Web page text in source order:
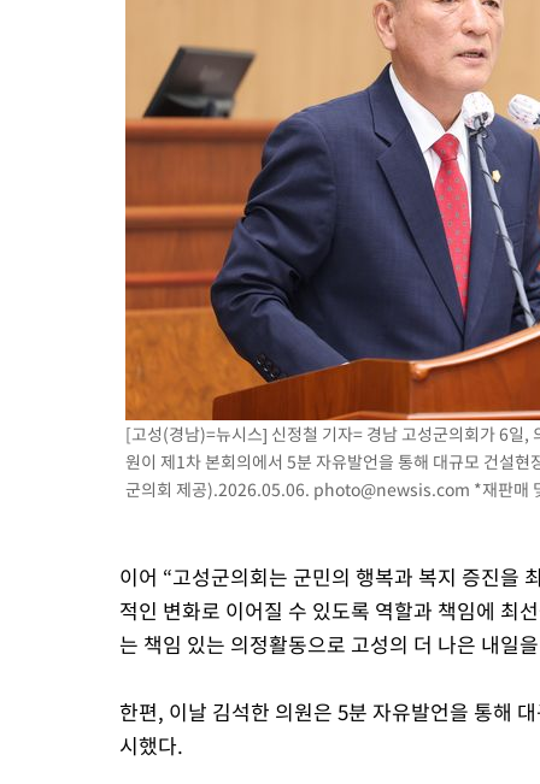
[고성(경남)=뉴시스] 신정철 기자= 경남 고성군의회가 6일
원이 제1차 본회의에서 5분 자유발언을 통해 대규모 건설
군의회 제공).2026.05.06. photo@newsis.com *재판매
이어 “고성군의회는 군민의 행복과 복지 증진을
적인 변화로 이어질 수 있도록 역할과 책임에 최
는 책임 있는 의정활동으로 고성의 더 나은 내일
한편, 이날 김석한 의원은 5분 자유발언을 통해
시했다.